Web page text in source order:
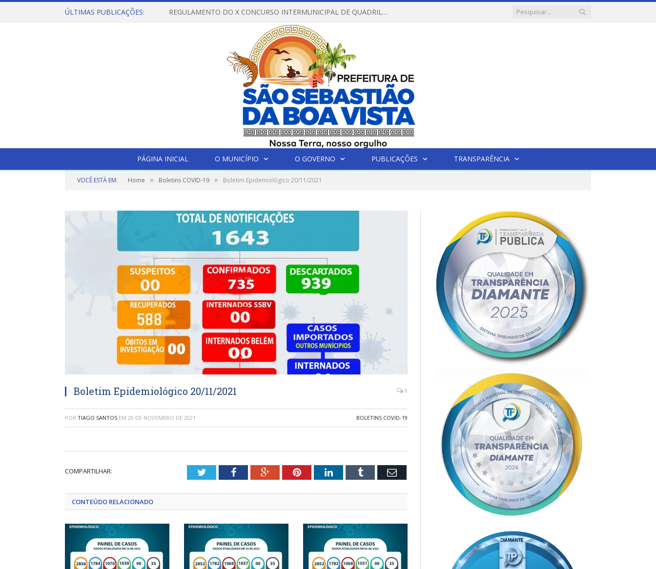
ÚLTIMAS PUBLICAÇÕES: REGULAMENTO DO X CONCURSO INTERMUNICIPAL DE QUADRILHAS JUNINAS – 2026 – ARRAIÁ DA VENEZA
PÁGINA INICIAL O MUNICÍPIO O GOVERNO PUBLICAÇÕES TRANSPARÊNCIA
VOCÊ ESTÁ EM: Home » Boletins COVID-19 » Boletim Epidemiológico 20/11/2021
Boletim Epidemiológico 20/11/2021 0
POR TIAGO SANTOS EM 20 DE NOVEMBRO DE 2021 BOLETINS COVID-19
COMPARTILHAR: TwitterFacebookGoogle+PinterestLinkedInTumblr Email
CONTEÚDO RELACIONADO